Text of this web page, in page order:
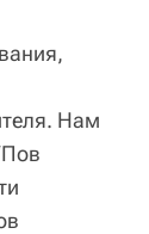
Нам